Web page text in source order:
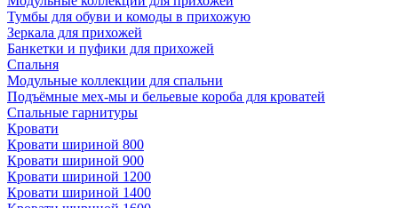
Тумбы для обуви и комоды в прихожую
Зеркала для прихожей
Банкетки и пуфики для прихожей
Спальня
Модульные коллекции для спальни
Подъёмные мех-мы и бельевые короба для кроватей
Спальные гарнитуры
Кровати
Кровати шириной 800
Кровати шириной 900
Кровати шириной 1200
Кровати шириной 1400